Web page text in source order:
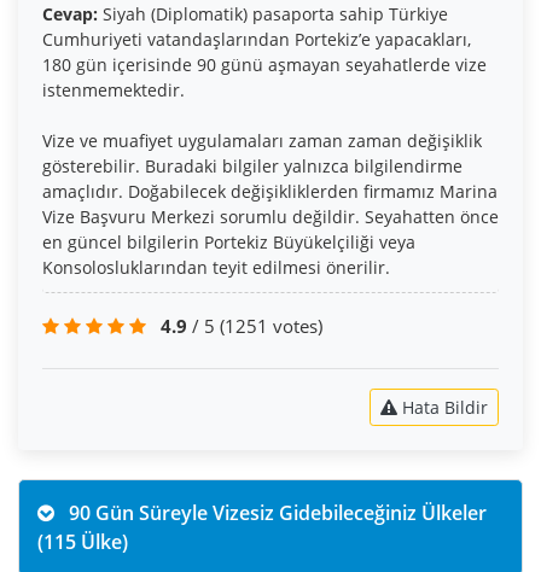
Cevap: Siyah (Diplomatik) pasaporta sahip Türkiye
Cumhuriyeti vatandaşlarından Portekiz’e yapacakları,
180 gün içerisinde 90 günü aşmayan seyahatlerde vize
istenmemektedir.
Vize ve muafiyet uygulamaları zaman zaman değişiklik
gösterebilir. Buradaki bilgiler yalnızca bilgilendirme
amaçlıdır. Doğabilecek değişikliklerden firmamız Marina
Vize Başvuru Merkezi sorumlu değildir. Seyahatten önce
en güncel bilgilerin Portekiz Büyükelçiliği veya
Konsolosluklarından teyit edilmesi önerilir.
4.9 / 5 (1251 votes)
Hata Bildir
(115 Ülke)